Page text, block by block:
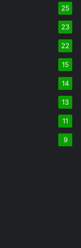
25
23
22
15
14
13
11
9